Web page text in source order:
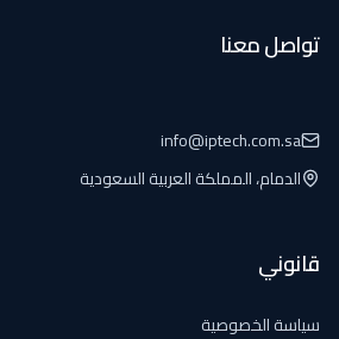
تواصل معنا
info@iptech.com.sa
الدمام، المملكة العربية السعودية
قانوني
سياسة الخصوصية